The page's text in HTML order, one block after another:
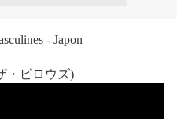
- Japon
・ピロウズ)